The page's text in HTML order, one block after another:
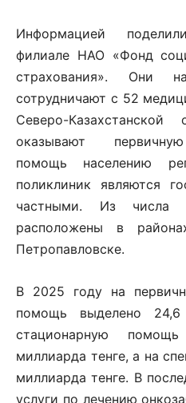
Информацией
филиале НАО «Фонд
страхования». Они
сотрудничают с 52
Северо-
оказывают
помощь населению
поликлиник являются
частными. Из числа
расположены в
Петропавловске.
В 2025 году на
помощь выделено
стационарную
миллиарда тенге, а на
миллиарда тенге. В
услуги по лечению